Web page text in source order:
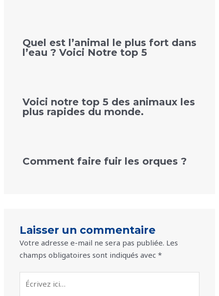
Quel est l’animal le plus fort dans
l’eau ? Voici Notre top 5
Voici notre top 5 des animaux les
plus rapides du monde.
Comment faire fuir les orques ?
Laisser un commentaire
Votre adresse e-mail ne sera pas publiée. Les
champs obligatoires sont indiqués avec*
Écrivez
ici…